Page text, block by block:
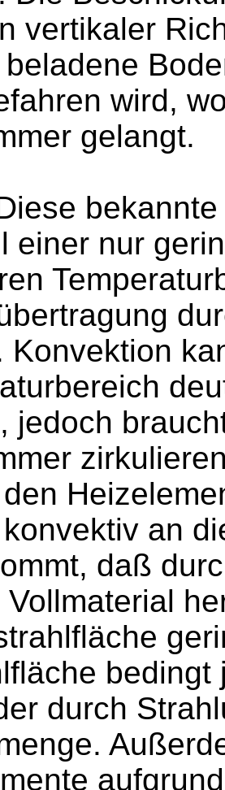
vertikaler
wird,
gelangt.
einer nur
Konvektion
jedoch
an
daß
Vollmaterial
durch